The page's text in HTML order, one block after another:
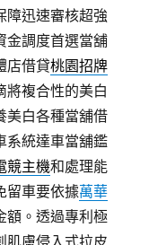
障迅速審核超強
金調度首選當舖
店借貸桃園招牌
將複合性的美白
美白各種當舖借
系統達車當舖鑑
競主機和處理能
留車要依據萬華
額。透過專利極
肌膚侵入式拉皮